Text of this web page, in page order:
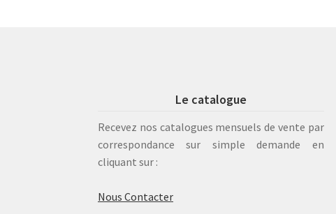
Le catalogue
Recevez nos catalogues mensuels de vente par
correspondance sur simple demande en
cliquant sur :
Nous Contacter